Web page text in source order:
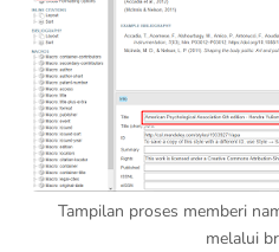
Tampilan proses memberi
melalui